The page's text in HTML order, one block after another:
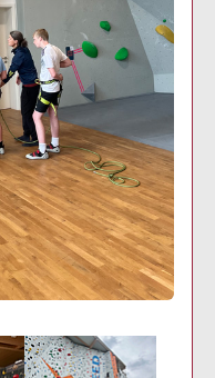
Show larger version